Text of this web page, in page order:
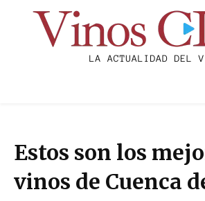
Estos son los
vinos de Cuenca